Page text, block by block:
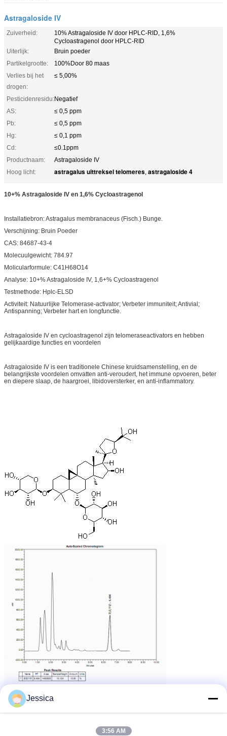
Astragaloside IV
Zuiverheid:
10% Astragaloside IV door HPLC-RID, 1,6%
Cycloastragenol door HPLC-RID
Uiterlijk:
Bruin poeder
Partikelgrootte:
100%Door 80 maas
Verlies bij het
drogen:
≤ 5,00%
Pesticidenresidu:Negatief
AS:
≤ 0,5 ppm
Pb:
≤ 0,5 ppm
Hg:
≤ 0,1 ppm
Cd:
≤0.1ppm
Productnaam:
Astragaloside IV
Hoog licht:
astragalus uittreksel telomeres, astragaloside 4
10+% Astragaloside IV en 1,6% Cycloastragenol
Installatiebron: Astragalus membranaceus (Fisch.) Bunge.
Verschijning: Bruin Poeder
CAS: 84687-43-4
Molecuulgewicht: 784.97
Molicularformule: C41H68O14
Analyse: 10+% Astragaloside IV, 1,6+% Cycloastragenol
Testmethode: Hplc-ELSD
Activiteit: Natuurlijke Telomerase-activator; Verbeter immuniteit; Antivial;
Antispanning; Verbeter hart en longfunctie.
Astragaloside IV en cycloastragenol zijn telomeraseactivators en hebben
gelijkaardige functies en voordelen
Astragaloside IV is een traditionele Chinese kruidsamenstelling, en de
belangrijkste voordelen omvatten anti-veroudert, het immune opvoeren, beter
en diepere slaap, de haargroei, libidoversterker, en anti-inflammatory.
astragalus uittreksel telomeres,astragaloside 4
Jessica
3:56 AM